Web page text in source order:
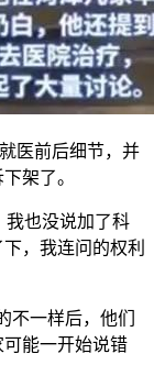
医前后细节，并
架了。
我也没说加了科
，我连问的权利
不一样后，他们
能一开始说错